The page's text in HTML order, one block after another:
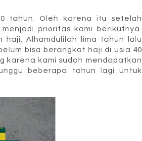
tahun. Oleh karena itu setelah
prioritas kami berikutnya.
Alhamdulilah lima tahun lalu
bisa berangkat haji di usia 40
karena kami sudah mendapatkan
beberapa tahun lagi untuk